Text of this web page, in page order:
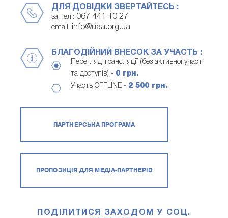
ДЛЯ ДОВІДКИ ЗВЕРТАЙТЕСЬ :
за тел.: 067 441 10 27
email: info@uaa.org.ua
БЛАГОДІЙНИЙ ВНЕСОК ЗА УЧАСТЬ :
Перегляд трансляції (без активної участі
та доступів) - 0 грн.
Участь OFFLINE - 2 500 грн.
ПАРТНЕРСЬКА ПРОГРАМА
ПРОПОЗИЦІЯ ДЛЯ МЕДІА-ПАРТНЕРІВ
ПОДІЛИТИСЯ ЗАХОДОМ У СОЦ.